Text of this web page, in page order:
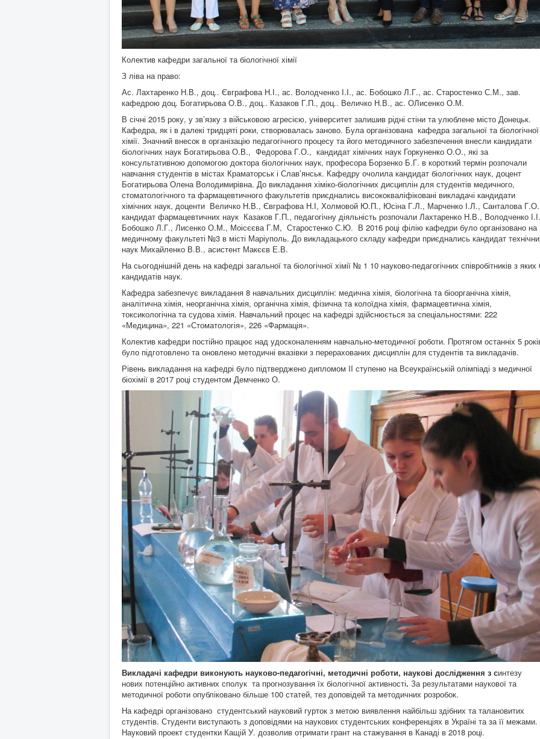
Колектив кафедри загальної та біологічної хімії
З ліва на право:
Ас. Лахтаренко Н.В., доц.. Євграфова Н.І., ас. Володченко І.І., ас. Бобошко Л.Г., ас. Старостенко С.М., зав.
кафедрою доц. Богатирьова О.В., доц.. Казаков Г.П., доц.. Величко Н.В., ас. ОЛисенко О.М.
В січні 2015 року, у зв’язку з військовою агресією, університет залишив рідні стіни та улюблене місто Донецьк.
Кафедра, як і в далекі тридцяті роки, створювалась заново. Була організована кафедра загальної та біологічної
хімії. Значний внесок в організацію педагогічного процесу та його методичного забезпечення внесли кандидати
біологічних наук Богатирьова О.В., Федорова Г.О., кандидат хімічних наук Горкуненко О.О., які за
консультативною допомогою доктора біологічних наук, професора Борзенко Б.Г. в короткий термін розпочали
навчання студентів в містах Краматорськ і Слав’янськ. Кафедру очолила кандидат біологічних наук, доцент
Богатирьова Олена Володимирівна. До викладання хіміко-біологічних дисциплін для студентів медичного,
стоматологічного та фармацевтичного факультетів приєднались висококваліфіковані викладачі кандидати
хімічних наук, доценти Величко Н.В., Євграфова Н.І, Холмовой Ю.П., Юсіна Г.Л., Марченко І.Л., Санталова
кандидат фармацевтичних наук Казаков Г.П., педагогічну діяльність розпочали Лахтаренко Н.В., Володченко
Бобошко Л.Г., Лисенко О.М., Моісєєва Г.М, Старостенко С.Ю. В 2016 році філію кафедри було організовано на
медичному факультеті №3 в місті Маріуполь. До викладацького складу кафедри приєднались кандидат
наук Михайленко В.В., асистент Макєєв Е.В.
На сьогоднішній день на кафедрі загальної та біологічної хімії № 1 10 науково-педагогічних співробітників з яких
кандидатів наук.
Кафедра забезпечує викладання 8 навчальних дисциплін: медична хімія, біологічна та біоорганічна хімія,
аналітична хімія, неорганічна хімія, органічна хімія, фізична та колоїдна хімія, фармацевтична хімія,
токсикологічна та судова хімія. Навчальний процес на кафедрі здійснюється за спеціальностями: 222
«Медицина», 221 «Стоматологія», 226 «Фармація».
Колектив кафедри постійно працює над удосконаленням навчально-методичної роботи. Протягом останніх 5
було підготовлено та оновлено методичні вказівки з перерахованих дисциплін для студентів та викладачів.
Рівень викладання на кафедрі було підтверджено дипломом II ступеню на Всеукраїнській олімпіаді з медичної
біохімії в 2017 році студентом Демченко О.
Викладачі кафедри виконують науково-педагогічні, методичні роботи, наукові дослідження з синтезу
нових потенційно активних сполук та прогнозування їх біологічної активності. За результатами наукової та
методичної роботи опубліковано більше 100 статей, тез доповідей та методичних розробок.
На кафедрі організовано студентський науковий гурток з метою виявлення найбільш здібних та талановитих
студентів. Студенти виступають з доповідями на наукових студентських конференціях в Україні та за її межами.
Науковий проект студентки Кащій У. дозволив отримати грант на стажування в Канаді в 2018 році.